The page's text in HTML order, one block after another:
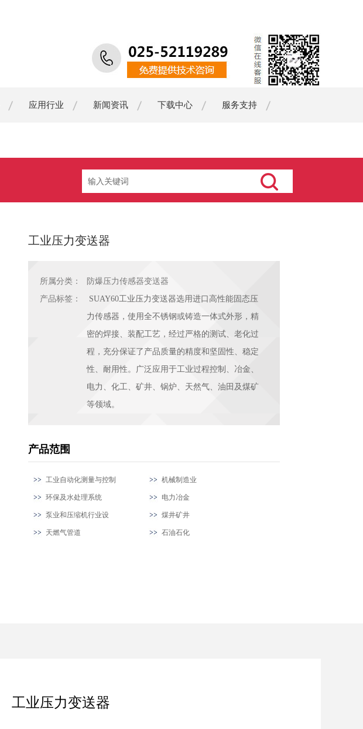
应用行业 新闻资讯 下载中心 服务支持
工业压力变送器
所属分类：
防爆压力传感器变送器
产品标签：
SUAY60工业压力变送器选用进口高性能固态压
力传感器，使用全不锈钢或铸造一体式外形，精
密的焊接、装配工艺，经过严格的测试、老化过
程，充分保证了产品质量的精度和坚固性、稳定
性、耐用性。广泛应用于工业过程控制、冶金、
电力、化工、矿井、锅炉、天然气、油田及煤矿
等领域。
产品范围
工业自动化测量与控制 机械制造业
环保及水处理系统 电力冶金
泵业和压缩机行业设 煤井矿井
天燃气管道 石油石化
工业压力变送器